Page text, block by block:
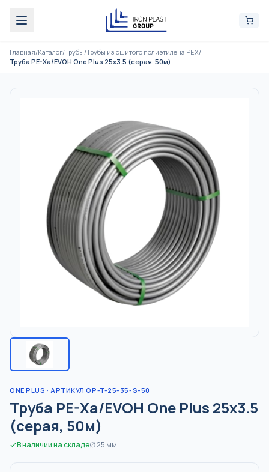
Главная/Каталог/Трубы/Трубы из сшитого полиэтилена PEX/
Труба PE-Xa/EVOH One Plus 25x3.5 (серая, 50м)
ONE PLUS · АРТИКУЛ OP-T-25-35-S-50
Труба PE-Xa/EVOH One Plus 25x3.5
(серая, 50м)
В наличии на складе∅25 мм